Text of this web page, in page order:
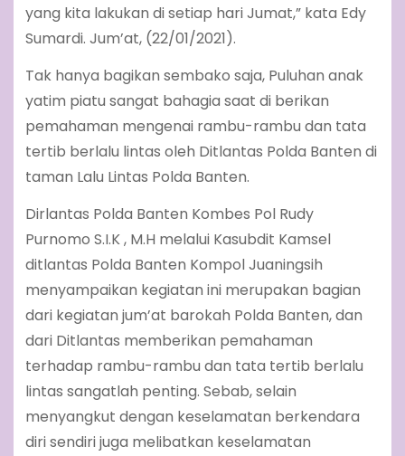
yang kita lakukan di setiap hari Jumat,” kata Edy
Sumardi. Jum’at, (22/01/2021).
Tak hanya bagikan sembako saja, Puluhan anak
yatim piatu sangat bahagia saat di berikan
pemahaman mengenai rambu-rambu dan tata
tertib berlalu lintas oleh Ditlantas Polda Banten di
taman Lalu Lintas Polda Banten.
Dirlantas Polda Banten Kombes Pol Rudy
Purnomo S.I.K , M.H melalui Kasubdit Kamsel
ditlantas Polda Banten Kompol Juaningsih
menyampaikan kegiatan ini merupakan bagian
dari kegiatan jum’at barokah Polda Banten, dan
dari Ditlantas memberikan pemahaman
terhadap rambu-rambu dan tata tertib berlalu
lintas sangatlah penting. Sebab, selain
menyangkut dengan keselamatan berkendara
diri sendiri juga melibatkan keselamatan